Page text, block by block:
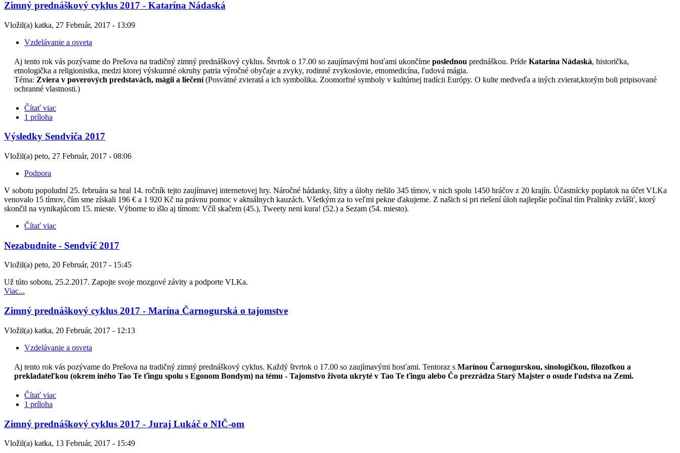
Zimný prednáškový cyklus 2017 - Katarína Nádaská
Vložil(a) katka, 27 Február, 2017 - 13:09
Vzdelávanie a osveta
Aj tento rok vás pozývame do Prešova na tradičný zimný prednáškový cyklus. Štvrtok o 17.00 so zaujímavými hosťami ukončíme poslednou prednáškou. Príde Katarína Nádaská, historička,
etnologička a religionistka, medzi ktorej výskumné okruhy patria výročné obyčaje a zvyky, rodinné zvykoslovie, etnomedicína, ľudová mágia.
Téma: Zviera v poverových predstavách, mágii a liečení(Posvätné zvieratá a ich symbolika. Zoomorfné symboly v kultúrnej tradícii Európy. O kulte medveďa a iných zvierat,ktorým boli pripisované
ochranné vlastnosti.)
Čítať viac
1 príloha
Výsledky Sendviča 2017
Vložil(a) peto, 27 Február, 2017 - 08:06
Podpora
V sobotu popoludní 25. februára sa hral 14. ročník tejto zaujímavej internetovej hry. Náročné hádanky, šifry a úlohy riešilo 345 tímov, v nich spolu 1450 hráčov z 20 krajín. Účastnícky poplatok na účet VLKa
venovalo 15 tímov, čím sme získali 196 € a 1 920 Kč na právnu pomoc v aktuálnych kauzách. Všetkým za to veľmi pekne ďakujeme. Z našich si pri riešení úloh najlepšie počínal tím Pralinky zvlášť, ktorý
skončil na vynikajúcom 15. mieste. Výborne to išlo aj tímom: Včíl skačem (45.), Tweety neni kura! (52.) a Sezam (54. miesto).
Čítať viac
Nezabudnite - Sendvič 2017
Vložil(a) peto, 20 Február, 2017 - 15:45
Už túto sobotu, 25.2.2017. Zapojte svoje mozgové závity a podporte VLKa.
Viac...
Zimný prednáškový cyklus 2017 - Marína Čarnogurská o tajomstve
Vložil(a) katka, 20 Február, 2017 - 12:13
Vzdelávanie a osveta
Aj tento rok vás pozývame do Prešova na tradičný zimný prednáškový cyklus. Každý štvrtok o 17.00 so zaujímavými hosťami. Tentoraz s Marínou Čarnogurskou, sinologičkou, filozofkou a
prekladateľkou (okrem iného Tao Te ťingu spolu s Egonom Bondym) na tému - Tajomstvo života ukryté v Tao Te ťingu alebo Čo prezrádza Starý Majster o osude ľudstva na Zemi.
Čítať viac
1 príloha
Zimný prednáškový cyklus 2017 - Juraj Lukáč o NIČ-om
Vložil(a) katka, 13 Február, 2017 - 15:49